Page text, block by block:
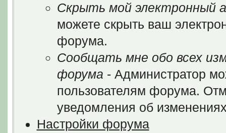
Скрыть мой электронный
можете скрыть ваш
форума.
Сообщать мне обо всех
форума - Администратор
пользователям форума.
уведомления об
Настройки форума